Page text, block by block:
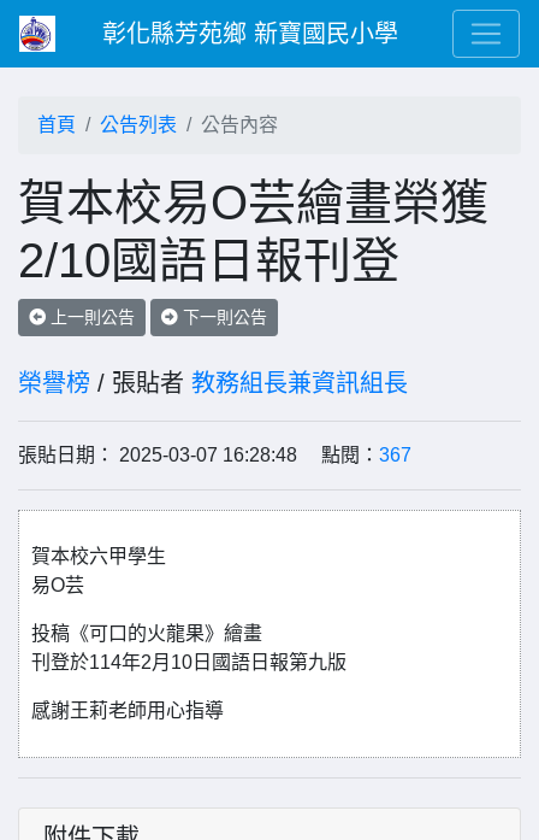
彰化縣芳苑鄉 新寶國民小學
首頁 公告列表 公告內容
賀本校易O芸繪畫榮獲
2/10國語日報刊登
上一則公告 下一則公告
榮譽榜 / 張貼者 教務組長兼資訊組長
張貼日期： 2025-03-07 16:28:48 點閱： 367
賀本校六甲學生
易O芸
投稿《可口的火龍果》繪畫
刊登於114年2月10日國語日報第九版
感謝王莉老師用心指導